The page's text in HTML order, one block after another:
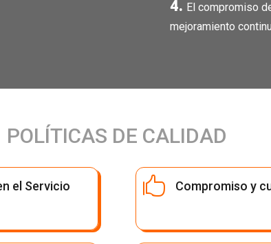
El compromiso
mejoramiento
POLÍTICAS DE CALIDAD
el Servicio  Compromiso y